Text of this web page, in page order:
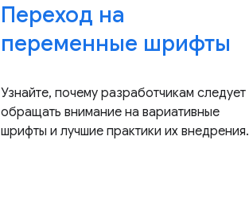
Переход на
переменные шрифты
Узнайте, почему разработчикам следует
обращать внимание на вариативные
шрифты и лучшие практики их внедрения.